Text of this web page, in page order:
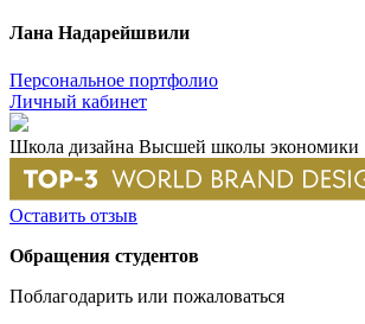
Лана Надарейшвили
Персональное портфолио
Личный кабинет
Школа дизайна Высшей школы экономики
Оставить отзыв
Обращения студентов
Поблагодарить или пожаловаться